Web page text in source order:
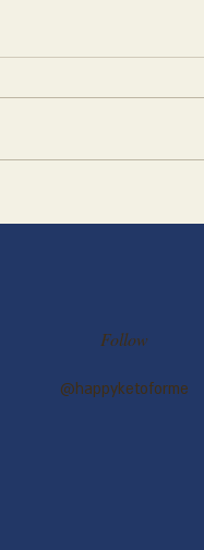
Follow
@happyketoforme